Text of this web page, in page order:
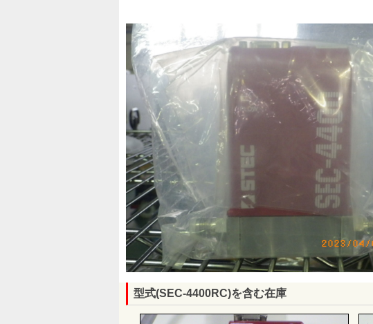
型式(SEC-4400RC)を含む在庫